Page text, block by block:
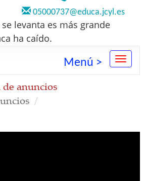
05000737@educa.jcyl.es
levanta es más grande
ha caído.
Menú >
de anuncios